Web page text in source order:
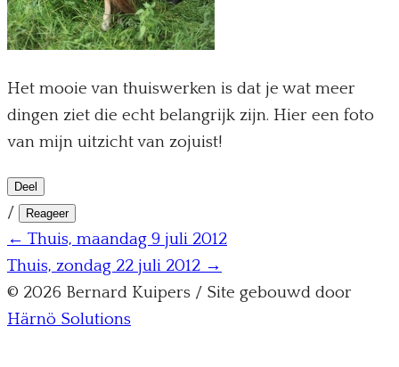
Het mooie van thuiswerken is dat je wat meer
dingen ziet die echt belangrijk zijn. Hier een foto
van mijn uitzicht van zojuist!
Deel
/ Reageer
← Thuis, maandag 9 juli 2012
Thuis, zondag 22 juli 2012 →
© 2026 Bernard Kuipers / Site gebouwd door
Härnö Solutions